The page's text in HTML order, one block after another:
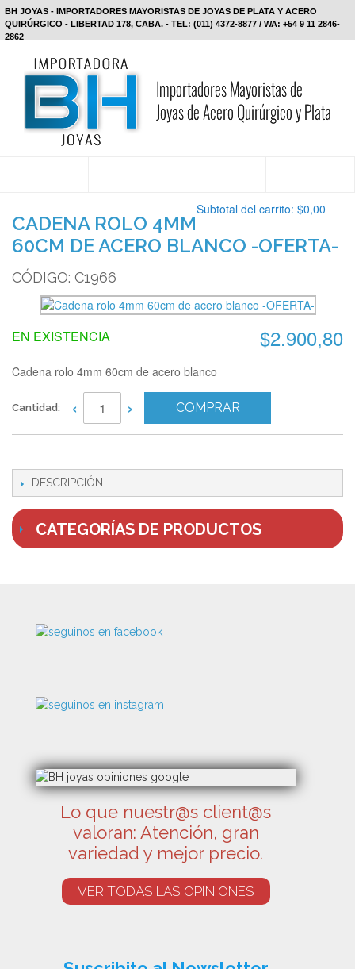
BH JOYAS - IMPORTADORES MAYORISTAS DE JOYAS DE PLATA Y ACERO
QUIRÚRGICO - LIBERTAD 178, CABA. - TEL: (011) 4372-8877 / WA: +54 9 11 2846-
2862
Subtotal del carrito: $0,00
CADENA ROLO 4MM
60CM DE ACERO BLANCO -OFERTA-
CÓDIGO: C1966
$2.900,80
EN EXISTENCIA
Cadena rolo 4mm 60cm de acero blanco
Cantidad: ‹ › COMPRAR
DESCRIPCIÓN
CATEGORÍAS DE PRODUCTOS
Lo que nuestr@s client@s
valoran: Atención, gran
variedad y mejor precio.
VER TODAS LAS OPINIONES